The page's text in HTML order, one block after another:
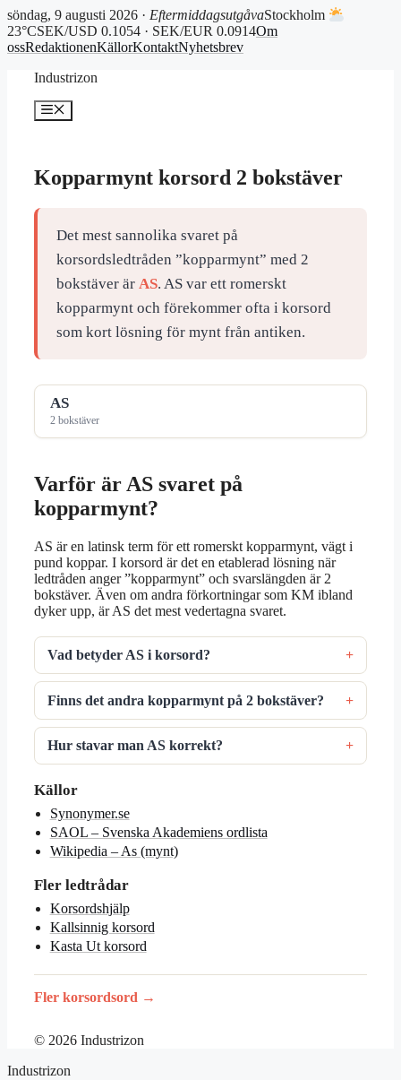
söndag, 9 augusti 2026 · EftermiddagsutgåvaStockholm
23°CSEK/USD 0.1054 · SEK/EUR 0.0914Om
ossRedaktionenKällorKontaktNyhetsbrev
Industrizon
Meny
Kopparmynt korsord 2 bokstäver
Det mest sannolika svaret på
korsordsledtråden ”kopparmynt” med 2
bokstäver är AS. AS var ett romerskt
kopparmynt och förekommer ofta i korsord
som kort lösning för mynt från antiken.
AS
2 bokstäver
Varför är AS svaret på
kopparmynt?
AS är en latinsk term för ett romerskt kopparmynt, vägt i
pund koppar. I korsord är det en etablerad lösning när
ledtråden anger ”kopparmynt” och svarslängden är 2
bokstäver. Även om andra förkortningar som KM ibland
dyker upp, är AS det mest vedertagna svaret.
Vad betyder AS i korsord?
Finns det andra kopparmynt på 2 bokstäver?
Hur stavar man AS korrekt?
Källor
Synonymer.se
SAOL – Svenska Akademiens ordlista
Wikipedia – As (mynt)
Fler ledtrådar
Korsordshjälp
Kallsinnig korsord
Kasta Ut korsord
Fler korsordsord →
© 2026 Industrizon
Industrizon